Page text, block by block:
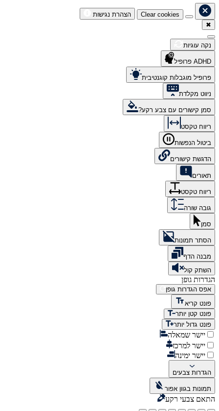
Clear cookies
הצהרת נגישות
✖
נקה עוגיות
ADHD פרופיל
פרופיל מוגבלות קוגנטיבית
ניווט מקלדת
סמן קישורים עם צבע רקע?
ריווח טקסט
ביטול הנפשות
הדגשת קישורים
תאורים
ריווח טקסט
גובה שורה
סמן
הסתר תמונות
מבנה הדף
השתק קול
הגדרות גופן
אפס הגדרות גופן
פונט קריא
פונט קטן יותר
פונט גדול יותר
יישר שמאלה
יישר למרכז
יישר ימינה
הגדרות צבעים
תמונות בגוון אפור
התאם צבעי רקע